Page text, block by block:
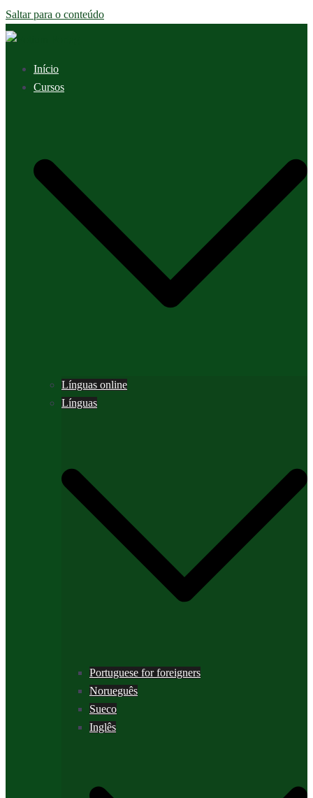
Saltar para o conteúdo
Início
Cursos
Línguas online
Línguas
Portuguese for foreigners
Norueguês
Sueco
Inglês